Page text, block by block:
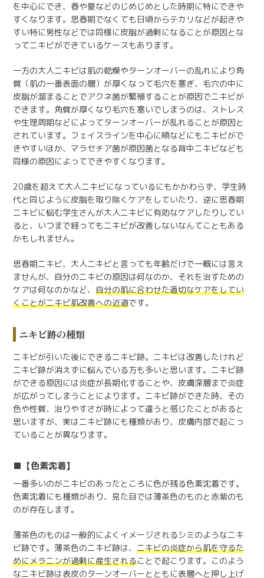
を中心にでき、春や夏などのじめじめとした時期に特にできや
すくなります。思春期でなくても日頃からテカリなどが起きや
すい特に男性などでは同様に皮脂が過剰になることが原因とな
ってニキビができているケースもあります。
一方の大人ニキビは肌の乾燥やターンオーバーの乱れにより角
質（肌の一番表面の層）が厚くなって毛穴を塞ぎ、毛穴の中に
皮脂が溜まることでアクネ菌が繁殖することが原因でニキビが
できます。角質が厚くなり毛穴を塞いでしまうのは、ストレス
や生理周期などによってターンオーバーが乱れることが原因と
されています。フェイスラインを中心に頬などにもニキビがで
きやすいほか、マラセチア菌が原因菌となる背中ニキビなども
同様の原因によってできやすくなります。
20歳を超えて大人ニキビになっているにもかかわらず、学生時
代と同じように皮脂を取り除くケアをしていたり、逆に思春期
ニキビに悩む学生さんが大人ニキビに有効なケアしたりしてい
ると、いつまで経ってもニキビが改善しないなんてこともある
かもしれません。
思春期ニキビ、大人ニキビと言っても年齢だけで一概には言え
ませんが、自分のニキビの原因は何なのか、それを治すための
ケアは何なのかなど、自分の肌に合わせた適切なケアをしてい
くことがニキビ肌改善への近道です。
ニキビ跡の種類
ニキビが引いた後にできるニキビ跡。ニキビは改善したけれど
ニキビ跡が消えずに悩んでいる方も多いと思います。ニキビ跡
ができる原因には炎症が長期化することや、皮膚深層まで炎症
が広がってしまうことによります。ニキビ跡ができた時、その
色や性質、治りやすさが時によって違うと感じたことがあると
思いますが、実はニキビ跡にも種類があり、皮膚内部で起こっ
ていることが異なります。
【色素沈着】
一番多いのがニキビのあったところに色が残る色素沈着です。
色素沈着にも種類があり、見た目では薄茶色のものと赤紫のも
のが存在します。
薄茶色のものは一般的によくイメージされるシミのようなニキ
ビ跡です。薄茶色のニキビ跡は、ニキビの炎症から肌を守るた
めにメラニンが過剰に産生されることで起こります。このよう
なニキビ跡は表皮のターンオーバーとともに表層へと押し上げ